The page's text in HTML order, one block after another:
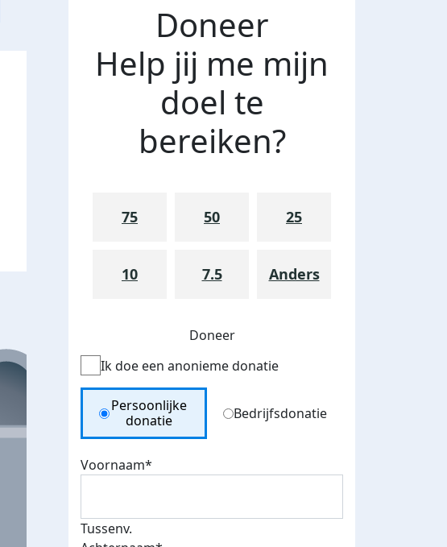
Doneer
Help jij me mijn
doel te
bereiken?
75 50 25
10 7.5 Anders
Doneer
Ik doe een anonieme donatie
Donation Type
Persoonlijke
donatie
Bedrijfsdonatie
Voornaam*
Tussenv.